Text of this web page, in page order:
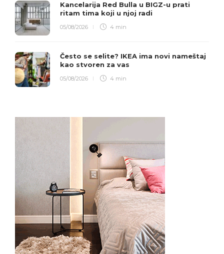
Kancelarija Red Bulla u BIGZ-u prati
ritam tima koji u njoj radi
05/08/2026 4 min
Često se selite? IKEA ima novi nameštaj
kao stvoren za vas
05/08/2026 4 min